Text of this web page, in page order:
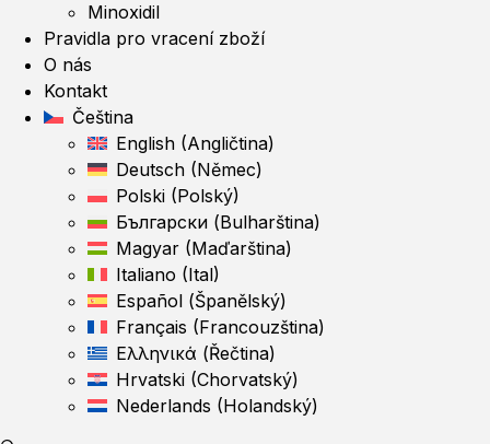
Minoxidil
Pravidla pro vracení zboží
O nás
Kontakt
Čeština
English (Angličtina)
Deutsch (Němec)
Polski (Polský)
Български (Bulharština)
Magyar (Maďarština)
Italiano (Ital)
Español (Španělský)
Français (Francouzština)
Ελληνικά (Řečtina)
Hrvatski (Chorvatský)
Nederlands (Holandský)